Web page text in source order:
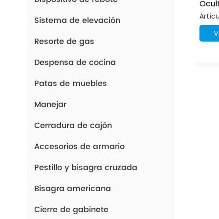
Sistema de elevación
Resorte de gas
Despensa de cocina
Patas de muebles
Manejar
Cerradura de cajón
Accesorios de armario
Pestillo y bisagra cruzada
Bisagra americana
Cierre de gabinete
De